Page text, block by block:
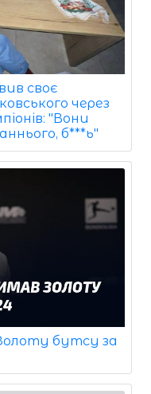
своє
через
"Вони
б***ь"
бутсу за